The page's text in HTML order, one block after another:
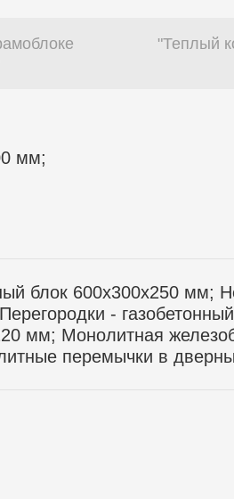
"Теплый
мм;
блок 600х300х250 мм;
-
мм; Монолитная
перемычки в